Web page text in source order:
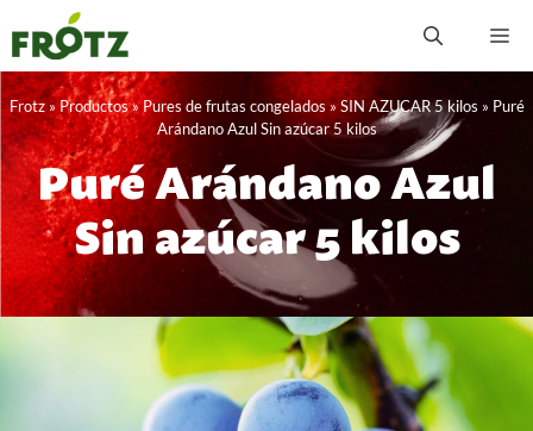
contenido
Frotz»Productos»Pures de frutas congelados»SIN AZUCAR 5 kilos » Puré
Arándano Azul Sin azúcar 5 kilos
Puré Arándano Azul
Sin azúcar 5 kilos